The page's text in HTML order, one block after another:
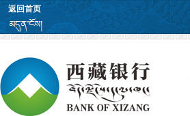
返回首页